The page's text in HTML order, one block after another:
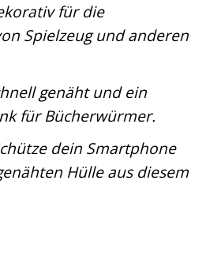
für die
Spielzeug und anderen
genäht und ein
für Bücherwürmer.
dein Smartphone
Hülle aus diesem